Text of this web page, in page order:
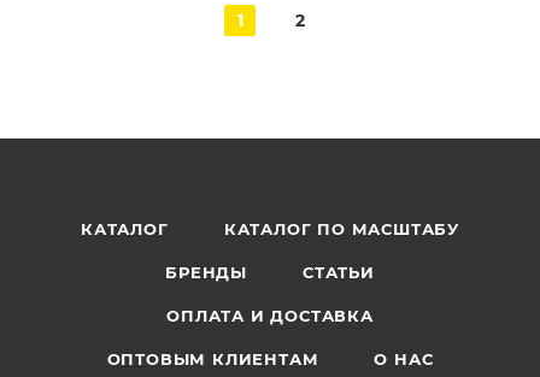
1 2
КАТАЛОГ КАТАЛОГ ПО МАСШТАБУ
БРЕНДЫ СТАТЬИ
ОПЛАТА И ДОСТАВКА
ОПТОВЫМ КЛИЕНТАМ О НАС